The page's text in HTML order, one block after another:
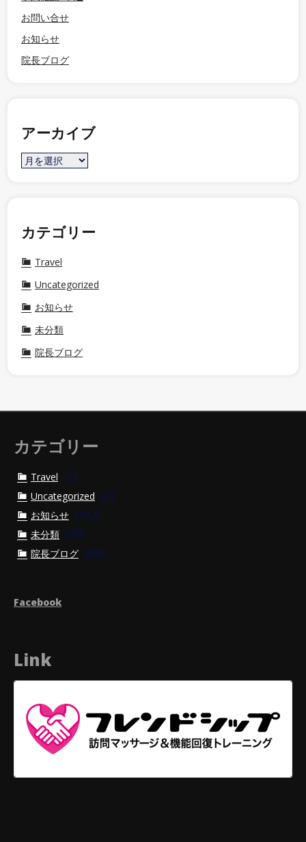
お問い合せ
お知らせ
院長ブログ
アーカイブ
カテゴリー
Travel
Uncategorized
お知らせ
未分類
院長ブログ
カテゴリー
Travel (2)
Uncategorized (2)
お知らせ (112)
未分類 (39)
院長ブログ (83)
Facebook
Link